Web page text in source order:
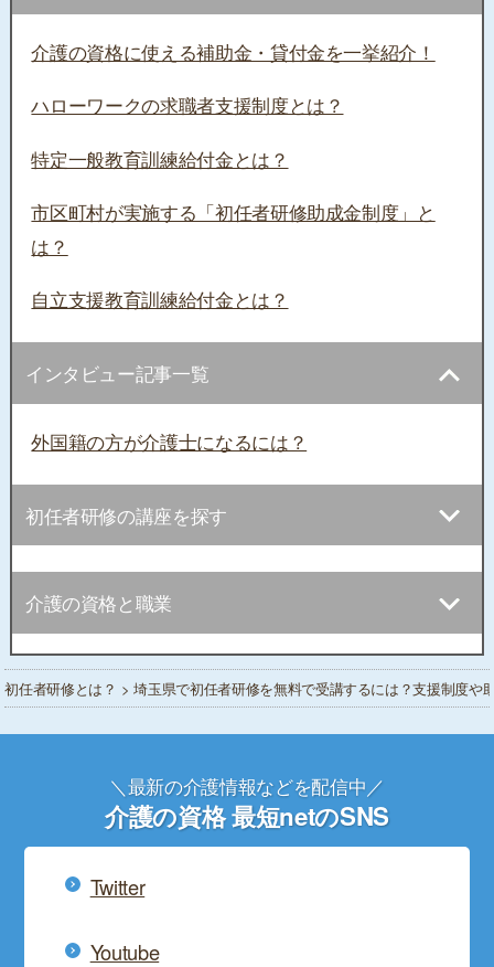
介護の資格に使える補助金・貸付金を一挙紹介！
ハローワークの求職者支援制度とは？
特定一般教育訓練給付金とは？
市区町村が実施する「初任者研修助成金制度」と
は？
自立支援教育訓練給付金とは？
インタビュー記事一覧
外国籍の方が介護士になるには？
初任者研修の講座を探す
介護の資格と職業
初任者研修とは？ > 埼玉県で初任者研修を無料で受講するには？支援制度や
＼最新の介護情報などを配信中／
介護の資格 最短netのSNS
Twitter
Youtube